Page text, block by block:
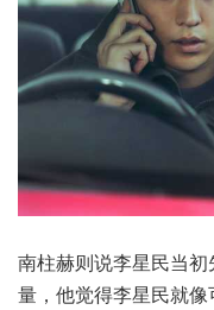
南柱赫则说李星民当
量，他觉得李星民就